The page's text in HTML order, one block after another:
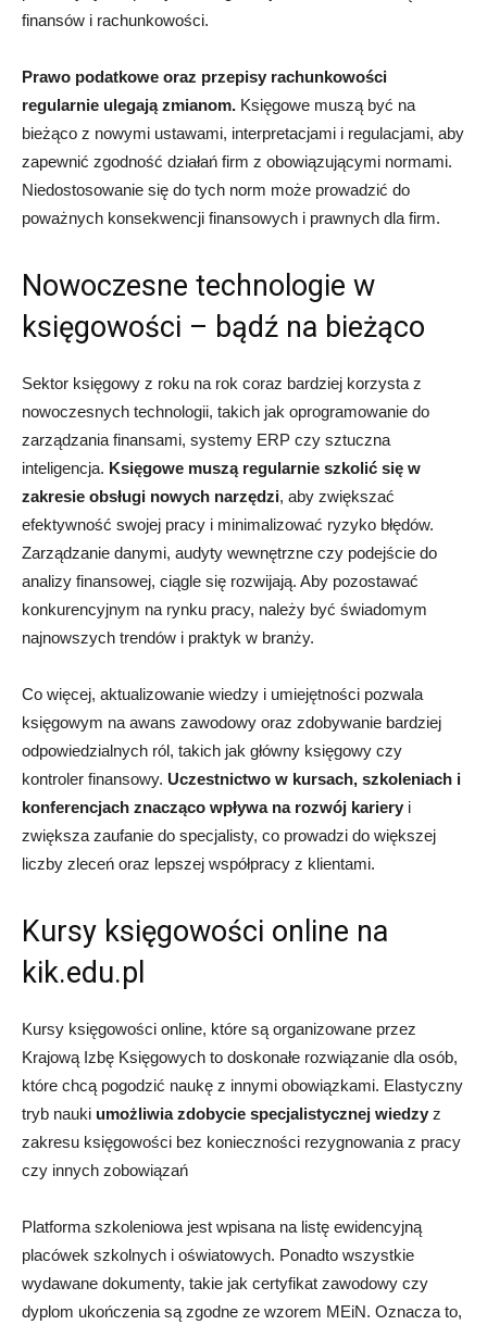
finansów i rachunkowości.
Prawo podatkowe oraz przepisy rachunkowości
regularnie ulegają zmianom. Księgowe muszą być na
bieżąco z nowymi ustawami, interpretacjami i regulacjami, aby
zapewnić zgodność działań firm z obowiązującymi normami.
Niedostosowanie się do tych norm może prowadzić do
poważnych konsekwencji finansowych i prawnych dla firm.
Nowoczesne technologie w
księgowości – bądź na bieżąco
Sektor księgowy z roku na rok coraz bardziej korzysta z
nowoczesnych technologii, takich jak oprogramowanie do
zarządzania finansami, systemy ERP czy sztuczna
inteligencja. Księgowe muszą regularnie szkolić się w
zakresie obsługi nowych narzędzi, aby zwiększać
efektywność swojej pracy i minimalizować ryzyko błędów.
Zarządzanie danymi, audyty wewnętrzne czy podejście do
analizy finansowej, ciągle się rozwijają. Aby pozostawać
konkurencyjnym na rynku pracy, należy być świadomym
najnowszych trendów i praktyk w branży.
Co więcej, aktualizowanie wiedzy i umiejętności pozwala
księgowym na awans zawodowy oraz zdobywanie bardziej
odpowiedzialnych ról, takich jak główny księgowy czy
kontroler finansowy. Uczestnictwo w kursach, szkoleniach i
konferencjach znacząco wpływa na rozwój kariery i
zwiększa zaufanie do specjalisty, co prowadzi do większej
liczby zleceń oraz lepszej współpracy z klientami.
Kursy księgowości online na
kik.edu.pl
Kursy księgowości online, które są organizowane przez
Krajową Izbę Księgowych to doskonałe rozwiązanie dla osób,
które chcą pogodzić naukę z innymi obowiązkami. Elastyczny
tryb nauki umożliwia zdobycie specjalistycznej wiedzy z
zakresu księgowości bez konieczności rezygnowania z pracy
czy innych zobowiązań
Platforma szkoleniowa jest wpisana na listę ewidencyjną
placówek szkolnych i oświatowych. Ponadto wszystkie
wydawane dokumenty, takie jak certyfikat zawodowy czy
dyplom ukończenia są zgodne ze wzorem MEiN. Oznacza to,